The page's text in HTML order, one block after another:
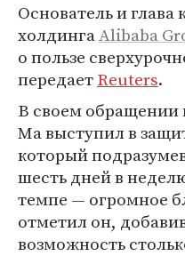
Основатель и глава
холдингаAlibaba
о пользе
передаетReuters.
В своем обращении
Ма выступил в
который
шесть дней в
темпе — огромное
отметил он,
возможность